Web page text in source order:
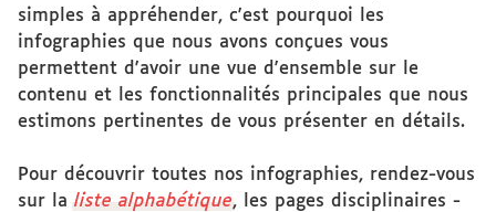
simples à appréhender, c'est pourquoi les
infographies que nous avons conçues vous
permettent d'avoir une vue d'ensemble sur le
contenu et les fonctionnalités principales que nous
estimons pertinentes de vous présenter en détails.
Pour découvrir toutes nos infographies, rendez-vous
sur laliste alphabétique, les pages disciplinaires -